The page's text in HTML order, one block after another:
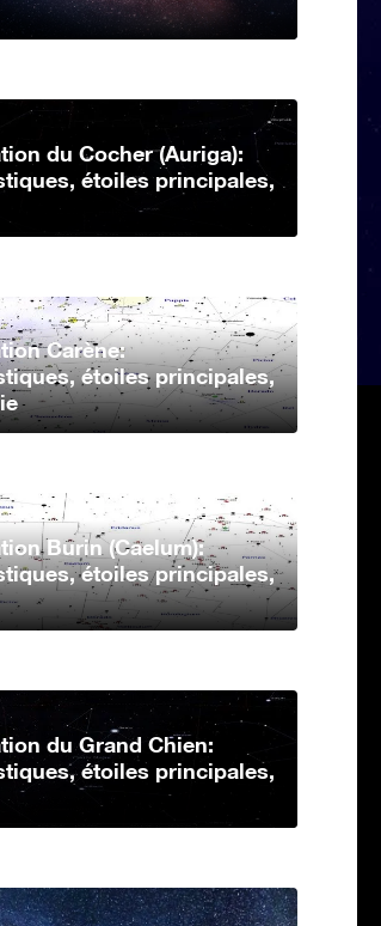
du Cocher (Auriga):
étoiles principales,
Carène:
étoiles principales,
Burin (Caelum):
étoiles principales,
du Grand Chien:
étoiles principales,